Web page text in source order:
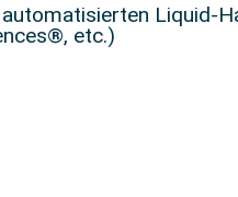
Liquid-
etc.)